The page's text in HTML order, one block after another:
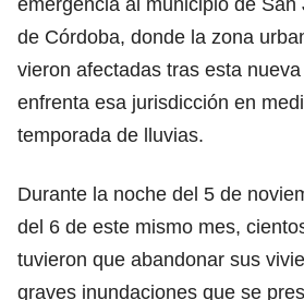
de Córdoba, donde la zona
vieron afectadas tras esta
enfrenta esa jurisdicción en
temporada de lluvias.
Durante la noche del 5 de
del 6 de este mismo mes,
tuvieron que abandonar sus
graves inundaciones que se